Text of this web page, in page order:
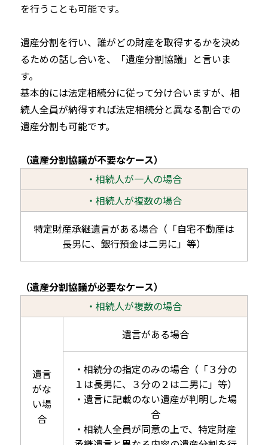
を行うことも可能です。
遺産分割を行い、誰がどの財産を取得するかを決め
るための話し合いを、「遺産分割協議」と言いま
す。
基本的には法定相続分に従って分け合いますが、相
続人全員が納得すれば法定相続分と異なる割合での
遺産分割も可能です。
（遺産分割協議が不要なケース）
・相続人が一人の場合
・相続人が複数の場合
特定財産承継遺言がある場合（「自宅不動産は
長男に、銀行預金は二男に」等）
（遺産分割協議が必要なケース）
・相続人が複数の場合
遺言
がな
い場
合
遺言がある場合
・相続分の指定のみの場合（「３分の
１は長男に、３分の２は二男に」等）
・遺言に記載のない遺産が判明した場
合
・相続人全員が同意の上で、特定財産